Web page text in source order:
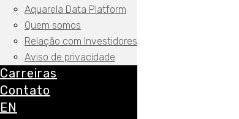
Aquarela Data Platform
Quem somos
Relação com Investidores
Aviso de privacidade
Carreiras
Contato
EN